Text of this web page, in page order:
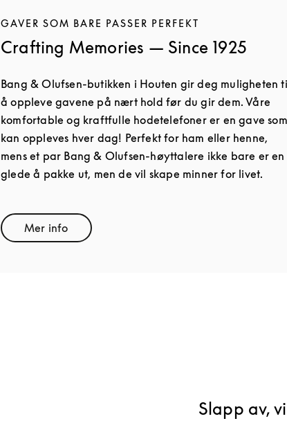
GAVER SOM BARE PASSER PERFEKT
Crafting Memories — Since 1925
Bang & Olufsen-butikken i Houten gir deg muligheten
å oppleve gavene på nært hold før du gir dem. Våre
komfortable og kraftfulle hodetelefoner er en gave som
kan oppleves hver dag! Perfekt for ham eller henne,
mens et par Bang & Olufsen-høyttalere ikke bare er en
glede å pakke ut, men de vil skape minner for livet.
Mer infoLink Opens in New Tab
Slapp av,